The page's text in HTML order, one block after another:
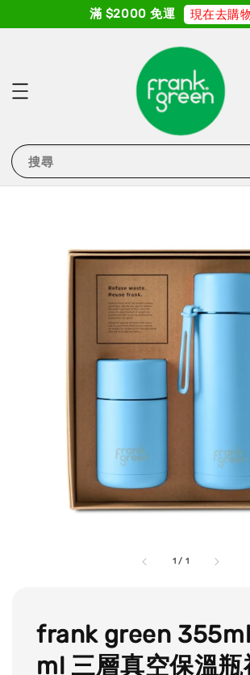
滿 $2000 免運 現在去購
搜尋
1 / 1
frank green
ml 三層真空保溫瓶